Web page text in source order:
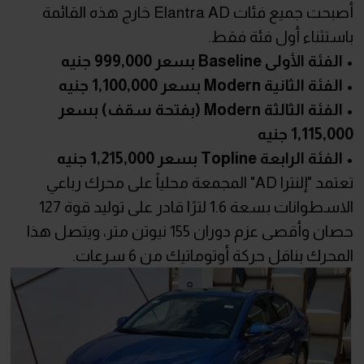
أصبحت جميع فئات Elantra AD خارج هذه القائمة
باستثناء أول فئة فقط.
• الفئة الأولى Baseline بسعر 999,000 جنيه
• الفئة الثانية Modern بسعر 1,100,000 جنيه
• الفئة الثالثة Modern (بفتحة سقف) بسعر
1,115,000 جنيه
• الفئة الرابعة Topline بسعر 1,215,000 جنيه
تعتمد "إلنترا AD" المجمعة محلياً على محرك رباعي
الاسطوانات بسعة 1.6 لترًا قادر على توليد قوة 127
حصان وأقصى عزم دوران 155 نيوتن متر، ويتصل هذا
المحرك بناقل حركة أوتوماتيك من 6 سرعات.